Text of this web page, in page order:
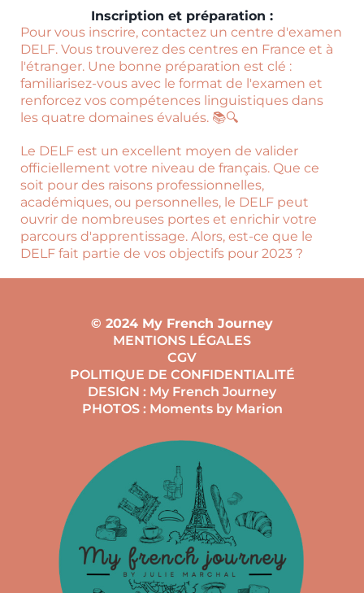
Inscription et préparation :
Pour vous inscrire, contactez un centre d'examen
DELF. Vous trouverez des centres en France et à
l'étranger. Une bonne préparation est clé :
familiarisez-vous avec le format de l'examen et
renforcez vos compétences linguistiques dans
les quatre domaines évalués. 📚🔍
Le DELF est un excellent moyen de valider
officiellement votre niveau de français. Que ce
soit pour des raisons professionnelles,
académiques, ou personnelles, le DELF peut
ouvrir de nombreuses portes et enrichir votre
parcours d'apprentissage. Alors, est-ce que le
DELF fait partie de vos objectifs pour 2023 ?
© 2024 My French Journey
MENTIONS LÉGALES
CGV
POLITIQUE DE CONFIDENTIALITÉ
DESIGN : My French Journey
PHOTOS : Moments by Marion